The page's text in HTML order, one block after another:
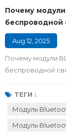
Почему
беспроводной
Aug 12, 2025
Почему модули
беспроводной
беспроводной
модуль
соединять
отгрузили более
ТЕГИ :
Модуль
Модуль